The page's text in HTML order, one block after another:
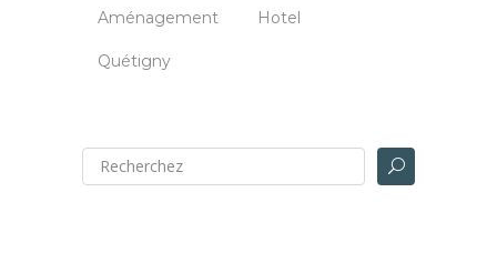
Aménagement Hotel
Quétigny